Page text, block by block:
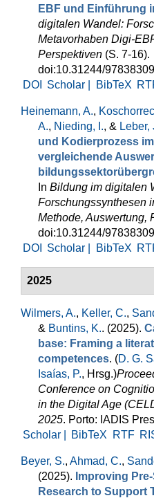
EBF und Einführung
digitalen Wandel:
Metavorhaben Digi-
Perspektiven (S. 7-16).
doi:10.31244/
DOI
Scholar | BibTeX
Heinemann, A.,
A., Nieding, I., & Leber,
und Kodierprozess
vergleichende
In Bildung im digitalen
Forschungssynthesen
Methode, Auswertung,
doi:10.31244/
DOI
Scholar | BibTeX
2025
Wilmers, A., Keller, C.,
& Buntins, K.. (2025).
base: Framing a
competences. (D. G.
Isaías, P., Hrsg.)
Conference on
in the Digital Age
2025. Porto: IADIS
Scholar |
BibTeX RTF
Beyer, S., Ahmad, C.,
(2025). Improving
Research to Support